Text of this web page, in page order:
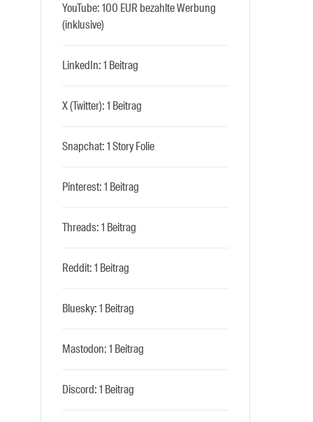
YouTube: 100 EUR bezahlte Werbung
(inklusive)
LinkedIn: 1 Beitrag
X (Twitter): 1 Beitrag
Snapchat: 1 Story Folie
Pinterest: 1 Beitrag
Threads: 1 Beitrag
Reddit: 1 Beitrag
Bluesky: 1 Beitrag
Mastodon: 1 Beitrag
Discord: 1 Beitrag